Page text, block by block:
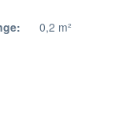
0,2 m²